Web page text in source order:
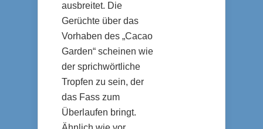
ausbreitet. Die
Gerüchte über das
Vorhaben des „Cacao
Garden“ scheinen wie
der sprichwörtliche
Tropfen zu sein, der
das Fass zum
Überlaufen bringt.